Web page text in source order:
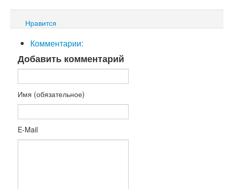
Нравится
Комментарии:
Добавить комментарий
Имя (обязательное)
E-Mail